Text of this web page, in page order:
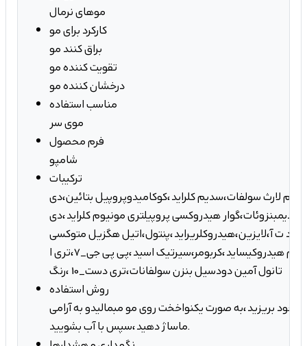
موهای نرمال
کارکرد برای مو
براق کنند مو
تقویت کننده مو
درخشان کننده مو
مناسب استفاده
موی سر
فرم محصول
شامپو
ترکیبات
لارث سولفات،سدیم کلراید،کوکامیدوپروپیل بتائین،دی
هیدروکسی پروپیلتری مونیوم کلراید،دی
ا د ت آ،لایزین،هیدروکلریراید،پنتول،اتیل هگزیل متوکسی
هیدروکیساید،کربومر،سیرتیک اسید،پی پی جی_7،تری ا
تانول آمین دودسیل بنزن سولفانات،تری دست_10 ،رنگ
روش استفاده
خود بریزید،به صورت یکنواخخت روی مو مبمالیدو به آرامی
ماساژ دهید،سپس با آب بشویید.